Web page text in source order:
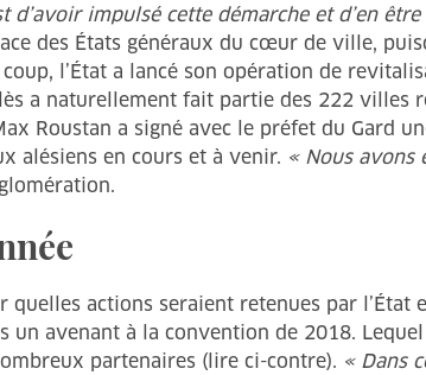
d’avoir impulsé cette démarche et d’en
des États généraux du cœur de ville,
l’État a lancé son opération de
a naturellement fait partie des 222
Roustan a signé avec le préfet du Gard
alésiens en cours et à venir. « Nous
actions seraient retenues par
avenant à la convention de 2018.
partenaires (lire ci-contre). « Dans